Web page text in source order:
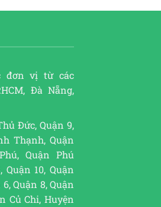
đơn vị từ các
Đà Nẵng,
Đức, Quận 9,
Thạnh, Quận
Quận Phú
Quận 10, Quận
6, Quận 8, Quận
Củ Chi, Huyện